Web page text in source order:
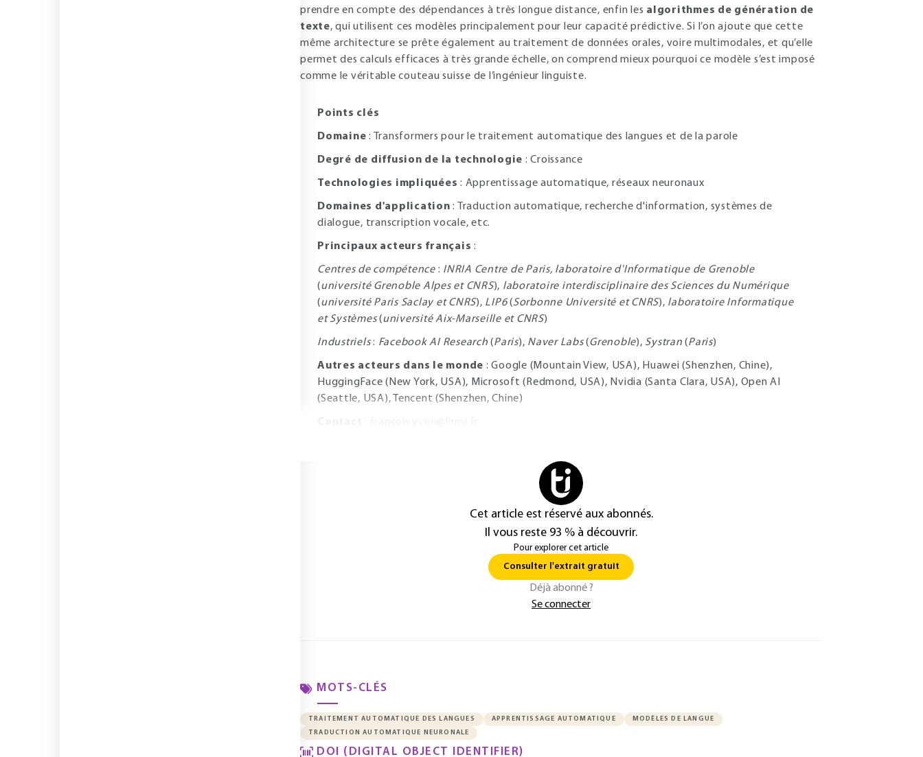
prendre en compte des dépendances à très longue distance, enfin les algorithmes de génération de
texte, qui utilisent ces modèles principalement pour leur capacité prédictive. Si l’on ajoute que cette
même architecture se prête également au traitement de données orales, voire multimodales, et qu’elle
permet des calculs efficaces à très grande échelle, on comprend mieux pourquoi ce modèle s’est imposé
comme le véritable couteau suisse de l’ingénieur linguiste.
Points clés
Domaine : Transformers pour le traitement automatique des langues et de la parole
Degré de diffusion de la technologie : Croissance
Technologies impliquées : Apprentissage automatique, réseaux neuronaux
Domaines d'application : Traduction automatique, recherche d'information, systèmes de
dialogue, transcription vocale, etc.
Principaux acteurs français :
Centres de compétence: INRIA Centre de Paris, laboratoire d'Informatique de Grenoble
(université Grenoble Alpes et CNRS), laboratoire interdisciplinaire des Sciences du Numérique
(université Paris Saclay et CNRS), LIP6(Sorbonne Université et CNRS), laboratoire Informatique
et Systèmes(université Aix-Marseille et CNRS)
Industriels: Facebook AI Research (Paris), Naver Labs(Grenoble), Systran (Paris)
Autres acteurs dans le monde : Google (Mountain View, USA), Huawei (Shenzhen, Chine),
HuggingFace (New York, USA), Microsoft (Redmond, USA), Nvidia (Santa Clara, USA), Open AI
(Seattle, USA), Tencent (Shenzhen, Chine)
Cet article est réservé aux abonnés.
Il vous reste 93 % à découvrir.
Pour explorer cet article
Consulter l'extrait gratuit
Déjà abonné ?
Se connecter
MOTS-CLÉS
TRAITEMENT AUTOMATIQUE DES LANGUES APPRENTISSAGE AUTOMATIQUE
MODÈLES DE LANGUE
TRADUCTION AUTOMATIQUE NEURONALE
DOI (DIGITAL OBJECT IDENTIFIER)